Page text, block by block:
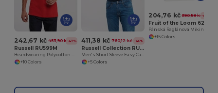
242,67 kč 453,90 kč-47%
Russell RU599M
Heardwearing Polycotton Polo
+10 Colors
411,38 kč 760,12 kč -46%
Russell Collection RU933M
Men's Short Sleeve Easy Care Oxford Shirt
+5 Colors
204,76 kč 390,58 kč-48%
+15 Colors